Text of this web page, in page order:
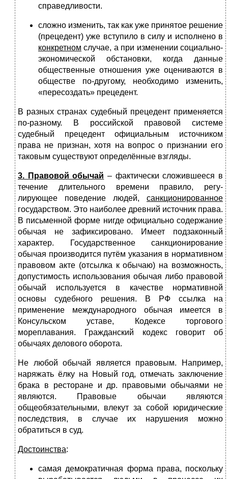
справедливости.
сложно изменить, так как уже принятое решение
(прецедент) уже вступило в силу и исполнено в
конкретном случае, а при изменении социально-
экономической обстановки, когда данные
общественные отношения уже оцениваются в
обществе по-другому, необходимо изменить,
«пересоздать» прецедент.
В разных странах судебный прецедент применяется
по-разному. В российской правовой системе
судебный прецедент официальным источником
права не признан, хотя на вопрос о признании его
таковым существуют определённые взгляды.
3. Правовой обычай – фактически сложившееся в
течение длительного времени правило, регу­
лирующее поведение людей, санкционированное
государством. Это наиболее древний источник права.
В письменной форме нигде официально содержание
обычая не зафиксировано. Имеет подзаконный
характер. Государственное санкционирование
обычая производится путём указания в нормативном
правовом акте (отсылка к обычаю) на возможность,
допустимость использования обычая либо правовой
обычай используется в качестве нормативной
основы судебного решения. В РФ ссылка на
применение международного обычая имеется в
Консульском уставе, Кодексе торгового
мореплавания. Гражданский кодекс говорит об
обычаях делового оборота.
Не любой обычай является правовым. Например,
наряжать ёлку на Новый год, отмечать заключение
брака в ресторане и др. правовыми обычаями не
являются. Правовые обычаи являются
общеобязательными, влекут за собой юридические
последствия, в случае их нарушения можно
обратиться в суд.
Достоинства:
самая демократичная форма права, поскольку